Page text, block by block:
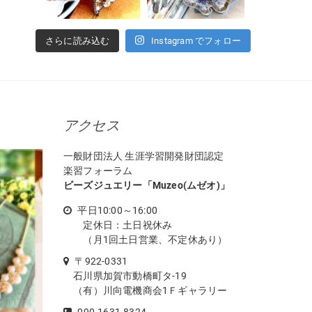
さらに読み込む Instagram でフォロー
アクセス
一般財団法人 生涯学習開発財団認定
楽習フォーラム
ビーズジュエリー「Muzeo(ムゼオ)」
平日10:00～16:00
定休日：土日祝休み
（月1回土日営業、不定休あり）
〒922-0331
石川県加賀市動橋町タ-19
（有）川向電機商会1Ｆギャラリー